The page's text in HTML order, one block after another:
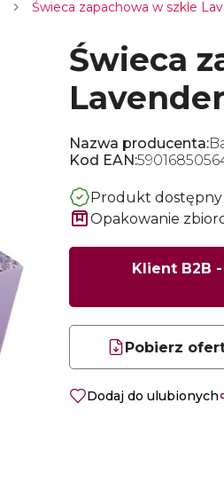
Świeca zapachowa w szkle
Świeca
Nazwa producenta:
Kod EAN:
Produkt dostępny
Opakowanie
Klient B2B
Pobierz
Dodaj do ulubionych